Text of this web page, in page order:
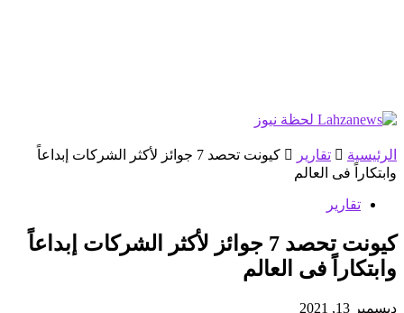
الرئيسية تقارير
كيونت تحصد 7 جوائز لأكثر الشركات إبداعاً
وابتكاراً فى العالم
تقارير
كيونت تحصد 7 جوائز لأكثر الشركات إبداعاً
وابتكاراً فى العالم
ديسمبر 13, 2021